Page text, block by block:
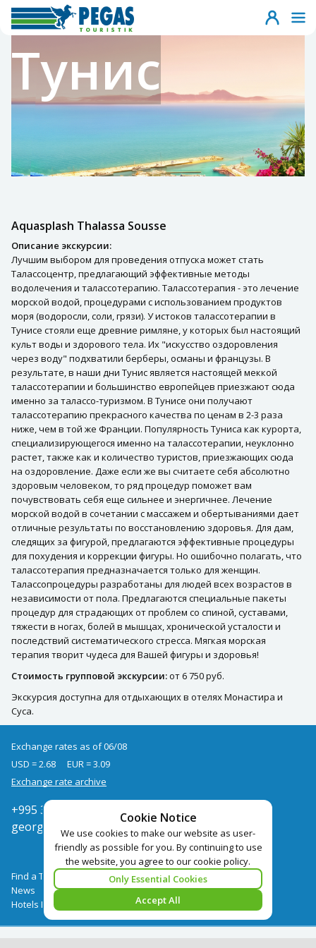
Тунис
Aquasplash Thalassa Sousse
Описание экскурсии:
Лучшим выбором для проведения отпуска может стать
Талассоцентр, предлагающий эффективные методы
водолечения и талассотерапию. Талассотерапия - это лечение
морской водой, процедурами с использованием продуктов
моря (водоросли, соли, грязи). У истоков талассотерапии в
Тунисе стояли еще древние римляне, у которых был настоящий
культ воды и здорового тела. Их "искусство оздоровления
через воду" подхватили берберы, османы и французы. В
результате, в наши дни Тунис является настоящей меккой
талассотерапии и большинство европейцев приезжают сюда
именно за талассо-туризмом. В Тунисе они получают
талассотерапию прекрасного качества по ценам в 2-3 раза
ниже, чем в той же Франции. Популярность Туниса как курорта,
специализирующегося именно на талассотерапии, неуклонно
растет, также как и количество туристов, приезжающих сюда
на оздоровление. Даже если же вы считаете себя абсолютно
здоровым человеком, то ряд процедур поможет вам
почувствовать себя еще сильнее и энергичнее. Лечение
морской водой в сочетании с массажем и обертываниями дает
отличные результаты по восстановлению здоровья. Для дам,
следящих за фигурой, предлагаются эффективные процедуры
для похудения и коррекции фигуры. Но ошибочно полагать, что
талассотерапия предназначается только для женщин.
Талассопроцедуры разработаны для людей всех возрастов в
независимости от пола. Предлагаются специальные пакеты
процедур для страдающих от проблем со спиной, суставами,
тяжести в ногах, болей в мышцах, хронической усталости и
последствий систематического стресса. Мягкая морская
терапия творит чудеса для Вашей фигуры и здоровья!
Стоимость групповой экскурсии:от 6 750 руб.
Экскурсия доступна для отдыхающих в отелях Монастира и
Суса.
Cookie Notice
We use cookies to make our website as user-
friendly as possible for you. By continuing to use
the website, you agree to our cookie policy.
Only Essential Cookies
Accept All
Exchange rates as of 06/08
USD = 2.68
EUR = 3.09
Exchange rate archive
+995 322050666
georgia@pegast.ge
Find a Tour
News
Hotels Booking